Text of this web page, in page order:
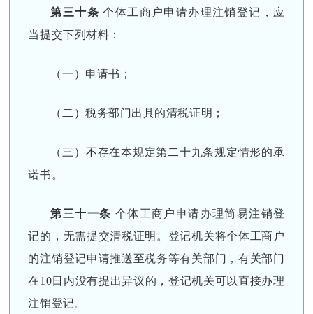
第三十条 个体工商户申请办理注销登记，应
当提交下列材料：
（一）申请书；
（二）税务部门出具的清税证明；
（三）不存在本规定第二十九条规定情形的承
诺书。
第三十一条 个体工商户申请办理简易注销登
记的，无需提交清税证明。登记机关将个体工商户
的注销登记申请推送至税务等有关部门，有关部门
在10日内没有提出异议的，登记机关可以直接办理
注销登记。